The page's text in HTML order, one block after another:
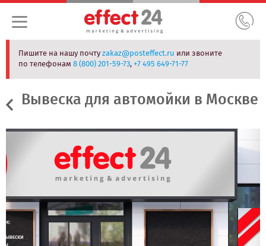
Пишите на нашу почтуzakaz@posteffect.ru или звоните
по телефонам8 (800) 201-59-73,+7 495 649-71-77
Вывеска для автомойки в Москве